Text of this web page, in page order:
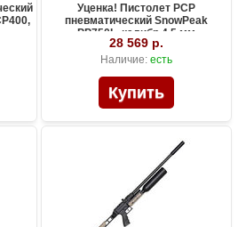
Уценка! Пистолет PCP
пневматический SnowPeak
PP750L, калибр 4.5 мм
28 569 р.
Наличие: есть